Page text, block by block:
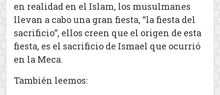
en realidad en el Islam, los musulmanes
llevan a cabo una gran fiesta, “la fiesta del
sacrificio”, ellos creen que el origen de esta
fiesta, es el sacrificio de Ismael que ocurrió
en la Meca.
También leemos: